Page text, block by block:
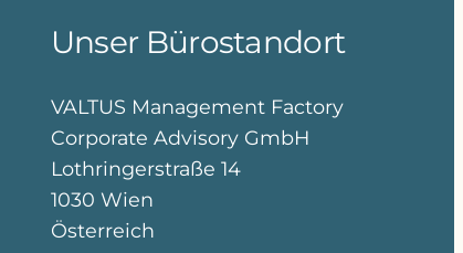
Unser Bürostandort
VALTUS Management Factory
Corporate Advisory GmbH
Lothringerstraße 14
1030 Wien
Österreich